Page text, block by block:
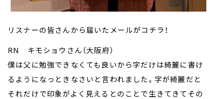
リスナーの皆さんから届いたメールがコチラ！
RN キモショウさん（大阪府）
僕は父に勉強できなくても良いから字だけは綺麗に書け
るようになっときなさいと言われました。字が綺麗だと
それだけで印象がよく見えるとのことで生きてきてその